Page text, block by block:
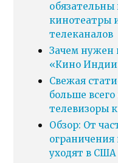
обязательны
кинотеатры
телеканалов
Зачем нужен
«Кино
Свежая
больше
телевизоры
Обзор: От
уходят в